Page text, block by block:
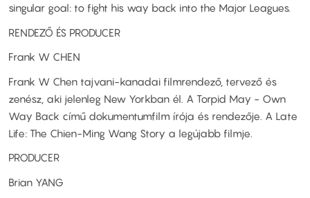
singular goal: to fight his way back into the Major Leagues.
RENDEZŐ ÉS PRODUCER
Frank W CHEN
Frank W Chen tajvani-kanadai filmrendező, tervező és
zenész, aki jelenleg New Yorkban él. A Torpid May - Own
Way Back című dokumentumfilm írója és rendezője. A Late
Life: The Chien-Ming Wang Story a legújabb filmje.
PRODUCER
Brian YANG